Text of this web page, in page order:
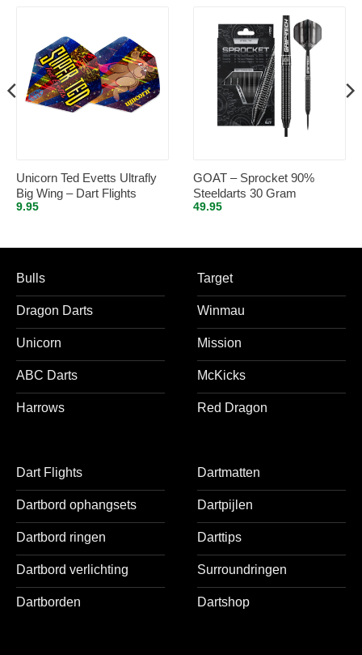
Unicorn Ted Evetts Ultrafly
Big Wing – Dart Flights
9.95
GOAT – Sprocket 90%
Steeldarts 30 Gram
49.95
Bulls
Dragon Darts
Unicorn
ABC Darts
Harrows
Target
Winmau
Mission
McKicks
Red Dragon
Dart Flights
Dartbord ophangsets
Dartbord ringen
Dartbord verlichting
Dartborden
Dartmatten
Dartpijlen
Darttips
Surroundringen
Dartshop